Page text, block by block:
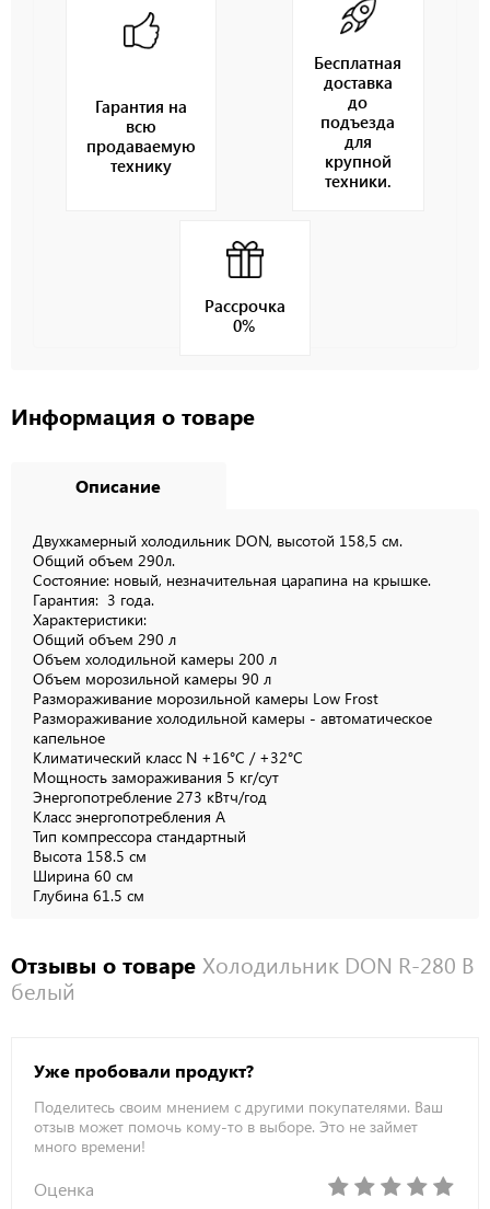
Гарантия на
всю
продаваемую
технику
Бесплатная
доставка
до
подъезда
для
крупной
техники.
Рассрочка
0%
Информация о товаре
Описание
Двухкамерный холодильник DON, высотой 158,5 см.
Общий объем 290л.
Состояние: новый, незначительная царапина на крышке.
Гарантия: 3 года.
Характеристики:
Общий объем 290 л
Объем холодильной камеры 200 л
Объем морозильной камеры 90 л
Размораживание морозильной камеры Low Frost
Размораживание холодильной камеры - автоматическое
капельное
Климатический класс N +16°C / +32°C
Мощность замораживания 5 кг/сут
Энергопотребление 273 кВтч/год
Класс энергопотребления A
Тип компрессора стандартный
Высота 158.5 см
Ширина 60 см
Глубина 61.5 см
Отзывы о товаре Холодильник DON R-280 B
белый
Уже пробовали продукт?
Поделитесь своим мнением с другими покупателями. Ваш
отзыв может помочь кому-то в выборе. Это не займет
много времени!
Оценка